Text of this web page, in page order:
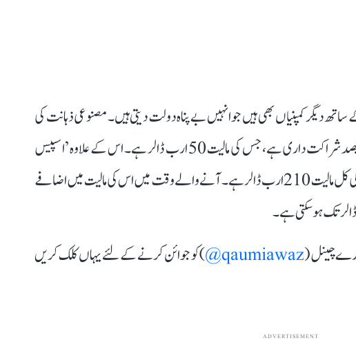
دیگر کمپنیاں بھی ہیں جو انہیں بے پناہ دولت دیتی ہیں۔ مصنوعی ذہانت کی
کمپنی ’ایکس اے آئی‘ میں ایلون مسک کی 60 فیصد شراکت داری ہے، جس کی مالیت 50 ارب ڈالر ہے۔ اس کے علاوہ ’اسپیس
ایکس‘ میں ان کی 42 فیصد حصہ داری ہے جس کی کل مالیت 210 ارب ڈالر ہے۔ آنے والے وقت میں اس کی مالیت میں اضافے
چینل (qaumiawaz@
) کو جوائن کرنے کے لئے یہاں کلک کریں
ADVERTISEMENT